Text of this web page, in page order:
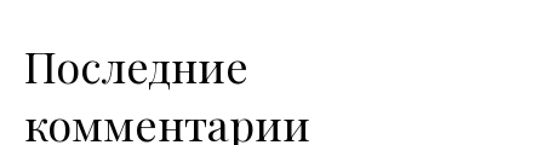
Последние
комментарии